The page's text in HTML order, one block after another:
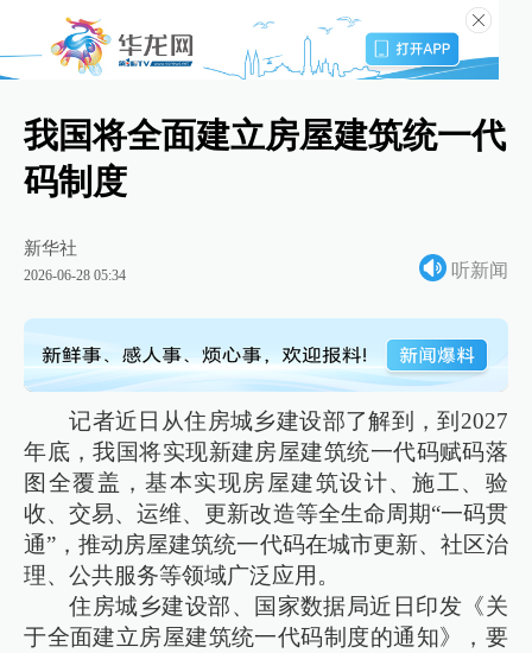
我国将全面建立房屋建筑统一代
码制度
新华社
2026-06-28 05:34 听新闻
记者近日从住房城乡建设部了解到，到2027
年底，我国将实现新建房屋建筑统一代码赋码落
图全覆盖，基本实现房屋建筑设计、施工、验
收、交易、运维、更新改造等全生命周期“一码贯
通”，推动房屋建筑统一代码在城市更新、社区治
理、公共服务等领域广泛应用。
住房城乡建设部、国家数据局近日印发《关
于全面建立房屋建筑统一代码制度的通知》，要